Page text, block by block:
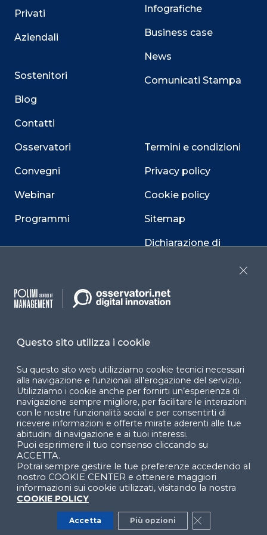
Privati
Aziendali
Sostenitori
Blog
Contatti
Osservatori
Convegni
Webinar
Programmi
Infografiche
Business case
News
Comunicati Stampa
Termini e condizioni
Privacy policy
Cookie policy
Sitemap
Dichiarazione di
Facebook LinkedIn
YouTube X
© 2024 Copyright © Politecnico di Milano Dipartimento
di Ingegneria Gestionale
Questo sito utilizza i cookie
Su questo sito web utilizziamo cookie tecnici necessari
alla navigazione e funzionali all’erogazione del servizio.
Utilizziamo i cookie anche per fornirti un’esperienza di
navigazione sempre migliore, per facilitare le interazioni
con le nostre funzionalità social e per consentirti di
ricevere informazioni e offerte mirate aderenti alle tue
abitudini di navigazione e ai tuoi interessi.
Puoi esprimere il tuo consenso cliccando su
ACCETTA.
Potrai sempre gestire le tue preferenze accedendo al
nostro COOKIE CENTER e ottenere maggiori
informazioni sui cookie utilizzati, visitando la nostra
COOKIE POLICY
Accetta Più opzioni Close GDPR